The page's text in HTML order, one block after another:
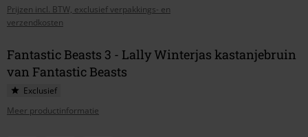
Prijzen incl. BTW, exclusief verpakkings- en
verzendkosten
Fantastic Beasts 3 - Lally Winterjas kastanjebruin
van Fantastic Beasts
Exclusief
Meer productinformatie